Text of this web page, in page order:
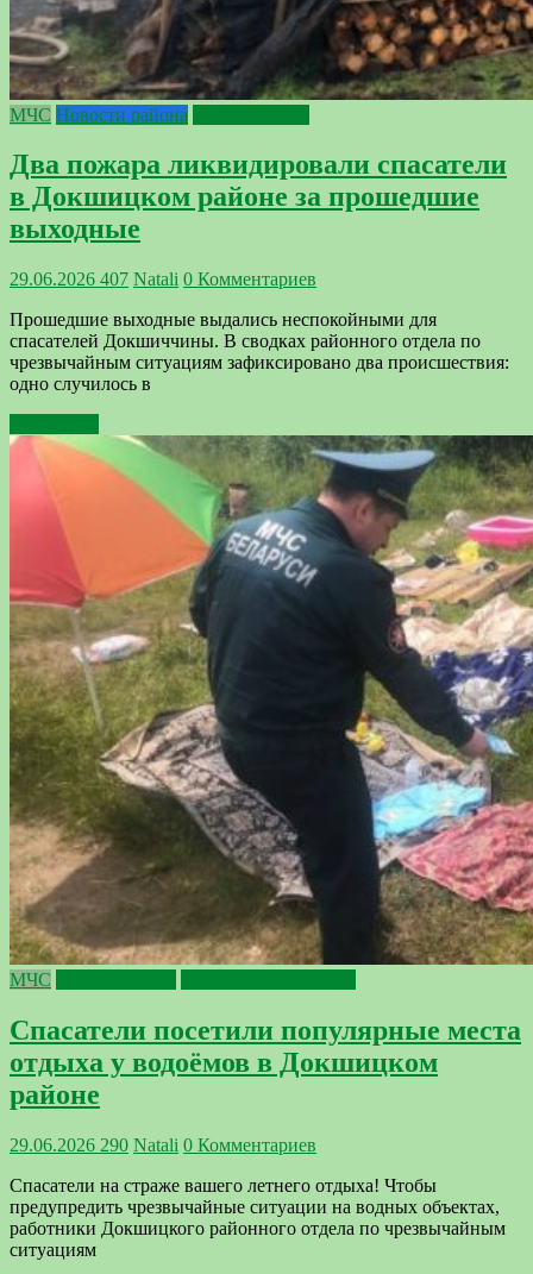
МЧС Новости района
Два пожара ликвидировали спасатели
в Докшицком районе за прошедшие
выходные
29.06.2026 407 Natali 0 Комментариев
Прошедшие выходные выдались неспокойными для
спасателей Докшиччины. В сводках районного отдела по
чрезвычайным ситуациям зафиксировано два происшествия:
одно случилось в
МЧС
Спасатели посетили популярные места
отдыха у водоёмов в Докшицком
районе
29.06.2026 290 Natali 0 Комментариев
Спасатели на страже вашего летнего отдыха! Чтобы
предупредить чрезвычайные ситуации на водных объектах,
работники Докшицкого районного отдела по чрезвычайным
ситуациям